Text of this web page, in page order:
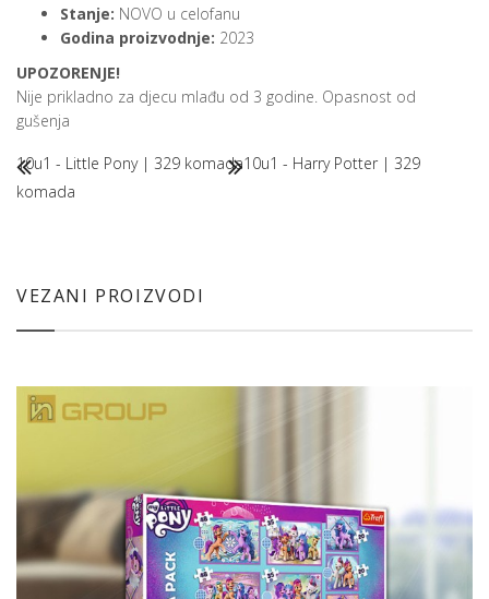
Stanje: NOVO u celofanu
Godina proizvodnje: 2023
UPOZORENJE!
Nije prikladno za djecu mlađu od 3 godine. Opasnost od
gušenja
10u1 - Little Pony | 329 komada10u1 - Harry Potter | 329
komada
VEZANI PROIZVODI